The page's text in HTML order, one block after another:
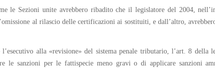
le Sezioni unite avrebbero ribadito che il legislatore del 2004,
al rilascio delle certificazioni ai sostituiti, e dall’altro,
alla «revisione» del sistema penale tributario, l’art. 8
le sanzioni per le fattispecie meno gravi o di applicare sanzioni